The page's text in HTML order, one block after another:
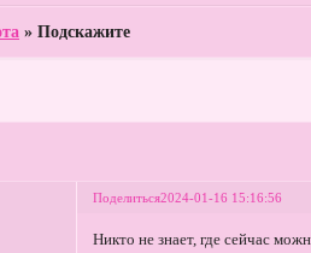
»Подскажите
Поделиться2024-01-16 15:16:56
Никто не знает, где сейчас